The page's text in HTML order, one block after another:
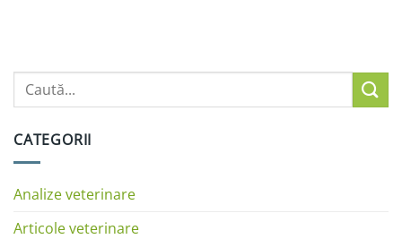
CATEGORII
Analize veterinare
Articole veterinare